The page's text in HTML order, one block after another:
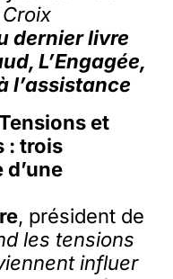
dernier livre
L’Engagée,
l’assistance
et
: trois
, président de
les tensions
influer